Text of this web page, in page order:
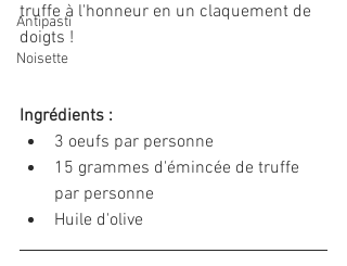
Antipasti
Noisette
truffe à l'honneur en un claquement de
doigts !
Ingrédients :
3 oeufs par personne
15 grammes d'émincée de truffe
par personne
Huile d'olive